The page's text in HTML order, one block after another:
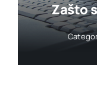
Zašto